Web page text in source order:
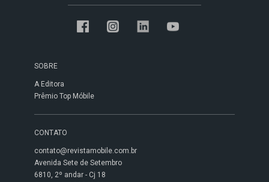
SOBRE
A Editora
Prêmio Top Móbile
CONTATO
contato@revistamobile.com.br
Avenida Sete de Setembro
6810, 2º andar - Cj 18